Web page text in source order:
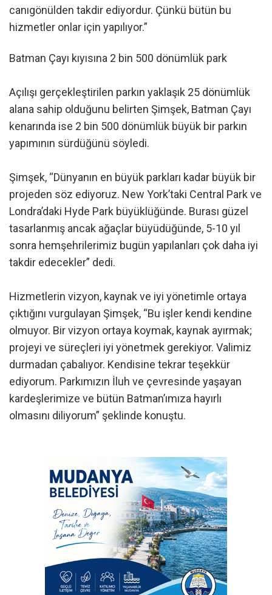
canıgönülden takdir ediyordur. Çünkü bütün bu
hizmetler onlar için yapılıyor.”
Batman Çayı kıyısına 2 bin 500 dönümlük park
Açılışı gerçekleştirilen parkın yaklaşık 25 dönümlük
alana sahip olduğunu belirten Şimşek, Batman Çayı
kenarında ise 2 bin 500 dönümlük büyük bir parkın
yapımının sürdüğünü söyledi.
Şimşek, “Dünyanın en büyük parkları kadar büyük bir
projeden söz ediyoruz. New York’taki Central Park ve
Londra’daki Hyde Park büyüklüğünde. Burası güzel
tasarlanmış ancak ağaçlar büyüdüğünde, 5-10 yıl
sonra hemşehrilerimiz bugün yapılanları çok daha iyi
takdir edecekler” dedi.
Hizmetlerin vizyon, kaynak ve iyi yönetimle ortaya
çıktığını vurgulayan Şimşek, “Bu işler kendi kendine
olmuyor. Bir vizyon ortaya koymak, kaynak ayırmak;
projeyi ve süreçleri iyi yönetmek gerekiyor. Valimiz
durmadan çabalıyor. Kendisine tekrar teşekkür
ediyorum. Parkımızın İluh ve çevresinde yaşayan
kardeşlerimize ve bütün Batman’ımıza hayırlı
olmasını diliyorum” şeklinde konuştu.